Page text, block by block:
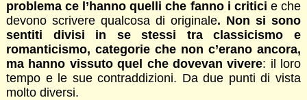
problema ce l’hanno quelli che fanno i critici e che
devono scrivere qualcosa di originale. Non si sono
sentiti divisi in se stessi tra classicismo e
romanticismo, categorie che non c’erano ancora,
ma hanno vissuto quel che dovevan vivere: il loro
tempo e le sue contraddizioni. Da due punti di vista
molto diversi.